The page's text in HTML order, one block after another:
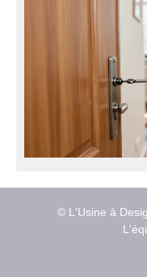
© L'Usine à